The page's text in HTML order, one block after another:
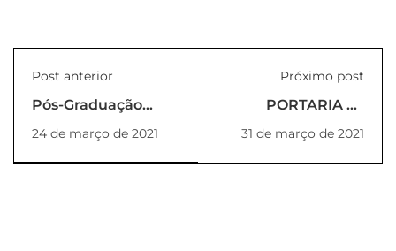
Post anterior
Pós-Graduação
realiza primeira
aula online
24 de março de 2021
Próximo post
PORTARIA Nº
06_2021_REITORIA
31 de março de 2021